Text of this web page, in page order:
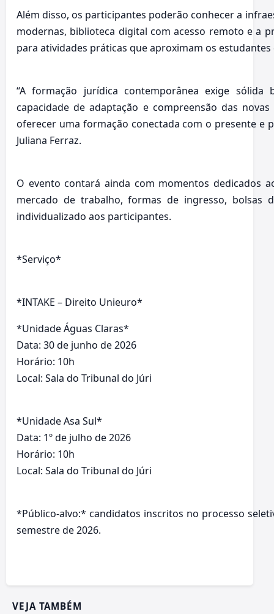
Além disso, os participantes poderão conhecer a
modernas, biblioteca digital com acesso remoto e a
para atividades práticas que aproximam os
“A formação jurídica contemporânea exige sólida
capacidade de adaptação e compreensão das
oferecer uma formação conectada com o presente e
Juliana Ferraz.
O evento contará ainda com momentos dedicados
mercado de trabalho, formas de ingresso, bolsas
individualizado aos participantes.
*Serviço*
*INTAKE – Direito Unieuro*
*Unidade Águas Claras*
Data: 30 de junho de 2026
Horário: 10h
Local: Sala do Tribunal do Júri
*Unidade Asa Sul*
Data: 1º de julho de 2026
Horário: 10h
Local: Sala do Tribunal do Júri
*Público-alvo:* candidatos inscritos no processo
semestre de 2026.
VEJA TAMBÉM